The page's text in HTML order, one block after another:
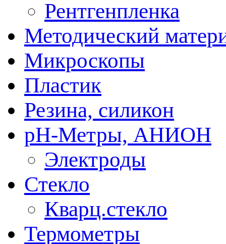
Рентгенпленка
Методический
Микроскопы
Пластик
Резина, силикон
рН-Метры, АНИОН
Электроды
Стекло
Кварц.стекло
Термометры